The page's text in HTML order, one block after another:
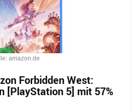
amazon.de
Forbidden West:
[PlayStation 5] mit 57%